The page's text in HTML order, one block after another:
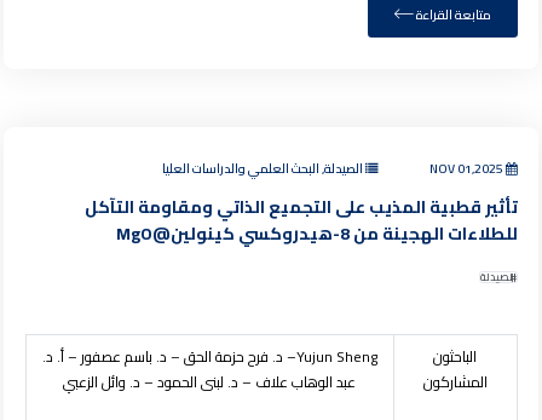
متابعة القراءة
الصيدلة, البحث العلمي والدراسات العليا
تأثير قطبية المذيب على التجميع الذاتي ومقاومة التآكل
للطلاءات الهجينة من 8-هيدروكسي كينولين@MgO
الصيدلة
الباحثون
المشاركون
Yujun Sheng– د. فرح حزمة الحق – د. باسم عصفور – أ. د.
عبد الوهاب علاف – د. لبنى الحمود – د. وائل الزعبي